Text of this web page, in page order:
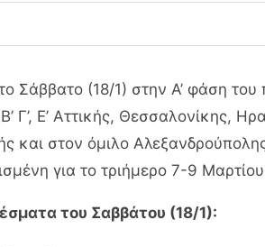
Σάββατο (18/1) στην Α’ φάση
Γ’, Ε’ Αττικής, Θεσσαλονίκης,
και στον όμιλο
για το τριήμερο 7-9
του Σαββάτου (18/1):